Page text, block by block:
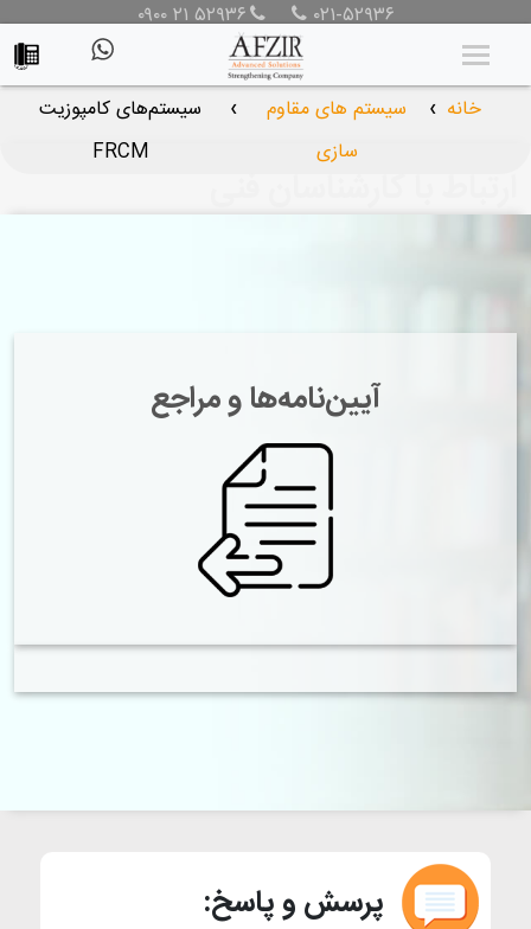
۰۲۱-۵۲۹۳۶ ۰۹۰۰ ۲۱ ۵۲۹۳۶
خانه ❯
سیستم های مقاوم
سازی
❯
سیستم‌های کامپوزیت
FRCM
آیین‌نامه‌ها و مراجع
پرسش و پاسخ: